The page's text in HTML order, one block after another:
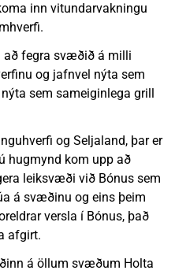
inn vitundarvakningu
að fegra svæðið á milli
og jafnvel nýta sem
sem sameiginlega grill
og Seljaland, þar er
hugmynd kom upp að
leiksvæði við Bónus sem
á svæðinu og eins þeim
versla í Bónus, það
afgirt.
á öllum svæðum Holta